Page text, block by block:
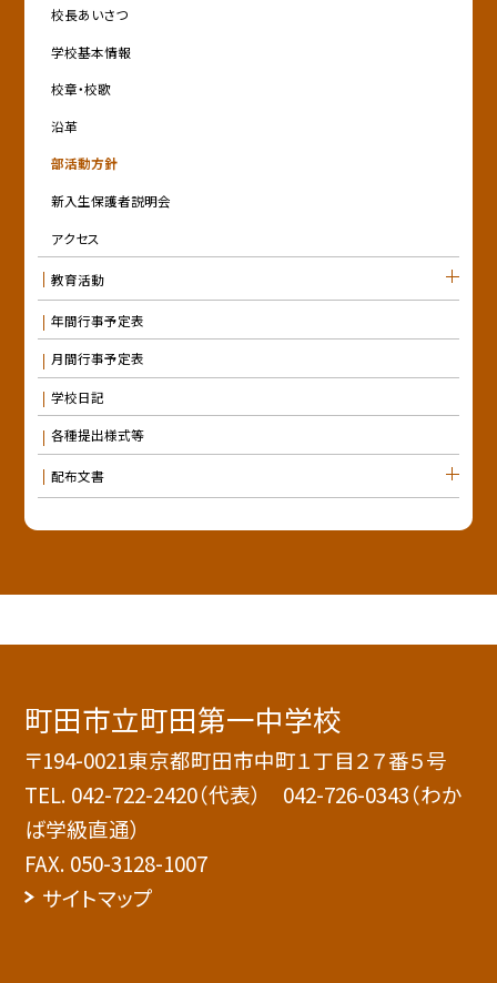
校長あいさつ
学校基本情報
校章・校歌
沿革
部活動方針
新入生保護者説明会
アクセス
教育活動
年間行事予定表
月間行事予定表
学校日記
各種提出様式等
配布文書
町田市立町田第一中学校
〒194-0021東京都町田市中町１丁目２７番５号
TEL. 042-722-2420（代表） 042-726-0343（わか
ば学級直通）
FAX. 050-3128-1007
サイトマップ